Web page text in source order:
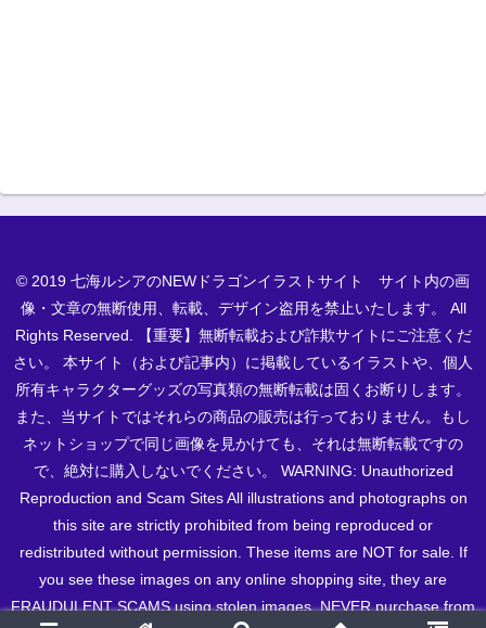
© 2019 七海ルシアのNEWドラゴンイラストサイト サイト内の画
像・文章の無断使用、転載、デザイン盗用を禁止いたします。 All
Rights Reserved. 【重要】無断転載および詐欺サイトにご注意くだ
さい。 本サイト（および記事内）に掲載しているイラストや、個人
所有キャラクターグッズの写真類の無断転載は固くお断りします。
また、当サイトではそれらの商品の販売は行っておりません。もし
ネットショップで同じ画像を見かけても、それは無断転載ですの
で、絶対に購入しないでください。 WARNING: Unauthorized
Reproduction and Scam Sites All illustrations and photographs on
this site are strictly prohibited from being reproduced or
redistributed without permission. These items are NOT for sale. If
you see these images on any online shopping site, they are
FRAUDULENT SCAMS using stolen images. NEVER purchase from